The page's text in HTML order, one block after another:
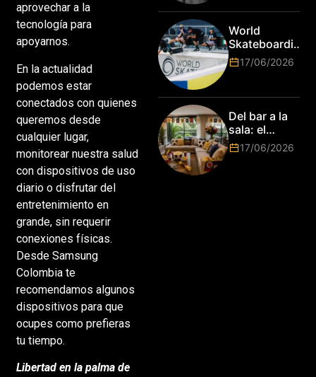
aprovechar a la
tecnología para
apoyarnos.
En la actualidad
podemos estar
conectados con quienes
queremos desde
cualquier lugar,
monitorear nuestra salud
con dispositivos de uso
diario o disfrutar del
entretenimiento en
grande, sin requerir
conexiones físicas.
Desde Samsung
Colombia te
recomendamos algunos
dispositivos para que
ocupes como prefieras
tu tiempo.
Libertad en la palma de
primer Lions
Laureate for
Marketing
World
Skateboarding
Tour:
¡Resultados
Mundo de
Park de Roma
2026!
17/06/2026
Del bar a la
sala: el
Mundial
2026 vuelve
17/06/2026